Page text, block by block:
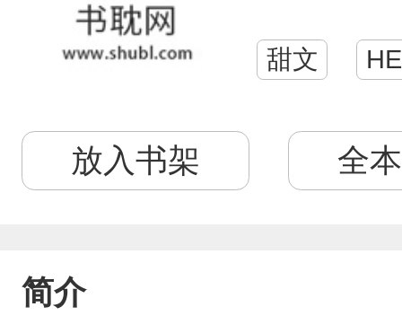
甜文 HE
放入书架 全
简介